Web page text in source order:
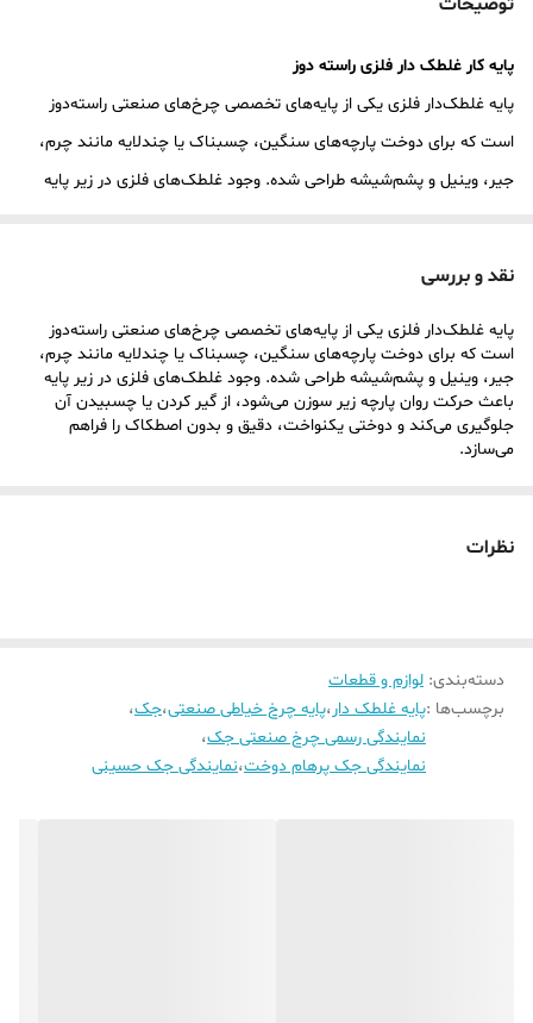
پایه کار غلطک دار فلزی راسته دوز
پایه غلطک‌دار فلزی یکی از پایه‌های تخصصی چرخ‌های صنعتی راسته‌دوز
است که برای دوخت پارچه‌های سنگین، چسبناک یا چندلایه مانند چرم،
جیر، وینیل و پشم‌شیشه طراحی شده. وجود غلطک‌های فلزی در زیر پایه
ویژگی‌ ظاهری و فنی:
ساخته‌شده از فلز آلیاژی مقاوم با غلطک‌های توپی
طراحی ضدلغزش برای عبور روان پارچه‌های سخت و حساس
مناسب برای چرخ‌های صنعتی راسته‌دوز با پایه بلند
کاربرد و نوع دوخت:
کیف، کفش، لباس‌های زمستانی، کاپشن‌دوزی و پروژه‌هایی است که نیاز به
کنترل بالا و دوخت تمیز دارند.
نقد و بررسی
پایه غلطک‌دار فلزی یکی از پایه‌های تخصصی چرخ‌های صنعتی راسته‌دوز
است که برای دوخت پارچه‌های سنگین، چسبناک یا چندلایه مانند چرم،
جیر، وینیل و پشم‌شیشه طراحی شده. وجود غلطک‌های فلزی در زیر پایه
باعث حرکت روان پارچه زیر سوزن می‌شود، از گیر کردن یا چسبیدن آن
جلوگیری می‌کند و دوختی یکنواخت، دقیق و بدون اصطکاک را فراهم
می‌سازد.
نظرات
دسته‌بندی: لوازم و قطعات
برچسب‌ها :پایه غلطک دار،پایه چرخ خیاطی صنعتی،جک،
نمایندگی رسمی چرخ صنعتی جک،
نمایندگی جک پرهام دوخت،نمایندگی جک حسینی